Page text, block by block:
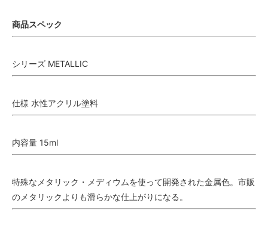
商品スペック
シリーズ METALLIC
仕様 水性アクリル塗料
内容量 15ml
特殊なメタリック・メディウムを使って開発された金属色。市販
のメタリックよりも滑らかな仕上がりになる。